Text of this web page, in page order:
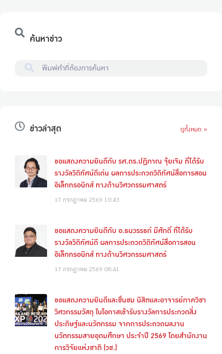
ค้นหาข่าว
ข่าวล่าสุด ดูทั้งหมด »
ขอแสดงความยินดีกับ รศ.ดร.ปฏิภาณ จุ้ยเจิม ที่ได้รับ
รางวัลวิดิทัศน์ดีเด่น ผลการประกวดวิดิทัศน์สื่อการสอน
อิเล็กทรอนิกส์ ทางด้านวิศวกรรมศาสตร์
17 กรกฎาคม 2569 10:43
ขอแสดงความยินดีกับ อ.ธนวรรธก์ มีศักดิ์ ที่ได้รับ
รางวัลวิดิทัศน์ดี ผลการประกวดวิดิทัศน์สื่อการสอน
อิเล็กทรอนิกส์ ทางด้านวิศวกรรมศาสตร์
17 กรกฎาคม 2569 08:41
ขอแสดงความยินดีและชื่นชม นิสิตและอาจารย์ภาควิชา
วิศวกรรมวัสดุ ในโอกาสเข้ารับรางวัลการประกวดสิ่ง
ประดิษฐ์และนวัตกรรม จากการประกวดผลงาน
นวัตกรรมสายอุดมศึกษา ประจำปี 2569 โดยสำนักงาน
การวิจัยแห่งชาติ (วช.)